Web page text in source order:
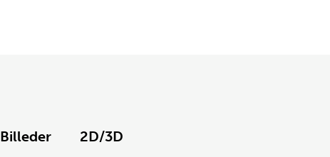
Billeder 2D/3D